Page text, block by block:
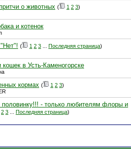
о животных ( 1 2 3)
и котенок
( 1 2 3 Последняя страница)
кошек в Усть-Каменогорске
кормах ( 1 2 3)
- только любителям флоры и
2 3 Последняя страница)